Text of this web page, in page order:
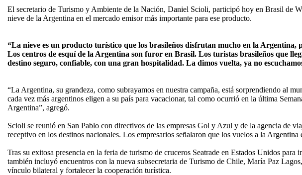
El secretario de Turismo y Ambiente de la Nación, Daniel Scioli, participó hoy en Brasil de
nieve de la Argentina en el mercado emisor más importante para ese producto.
“La nieve es un producto turístico que los brasileños disfrutan mucho en la Argentina,
Los centros de esquí de la Argentina son furor en Brasil. Los turistas brasileños que
destino seguro, confiable, con una gran hospitalidad. La dimos vuelta, ya no
“La Argentina, su grandeza, como subrayamos en nuestra campaña, está sorprendiendo al
cada vez más argentinos eligen a su país para vacacionar, tal como ocurrió en la última
Argentina”, agregó.
Scioli se reunió en San Pablo con directivos de las empresas Gol y Azul y de la agencia de
receptivo en los destinos nacionales. Los empresarios señalaron que los vuelos a la
Tras su exitosa presencia en la feria de turismo de cruceros Seatrade en Estados Unidos
también incluyó encuentros con la nueva subsecretaria de Turismo de Chile, María Paz
vínculo bilateral y fortalecer la cooperación turística.